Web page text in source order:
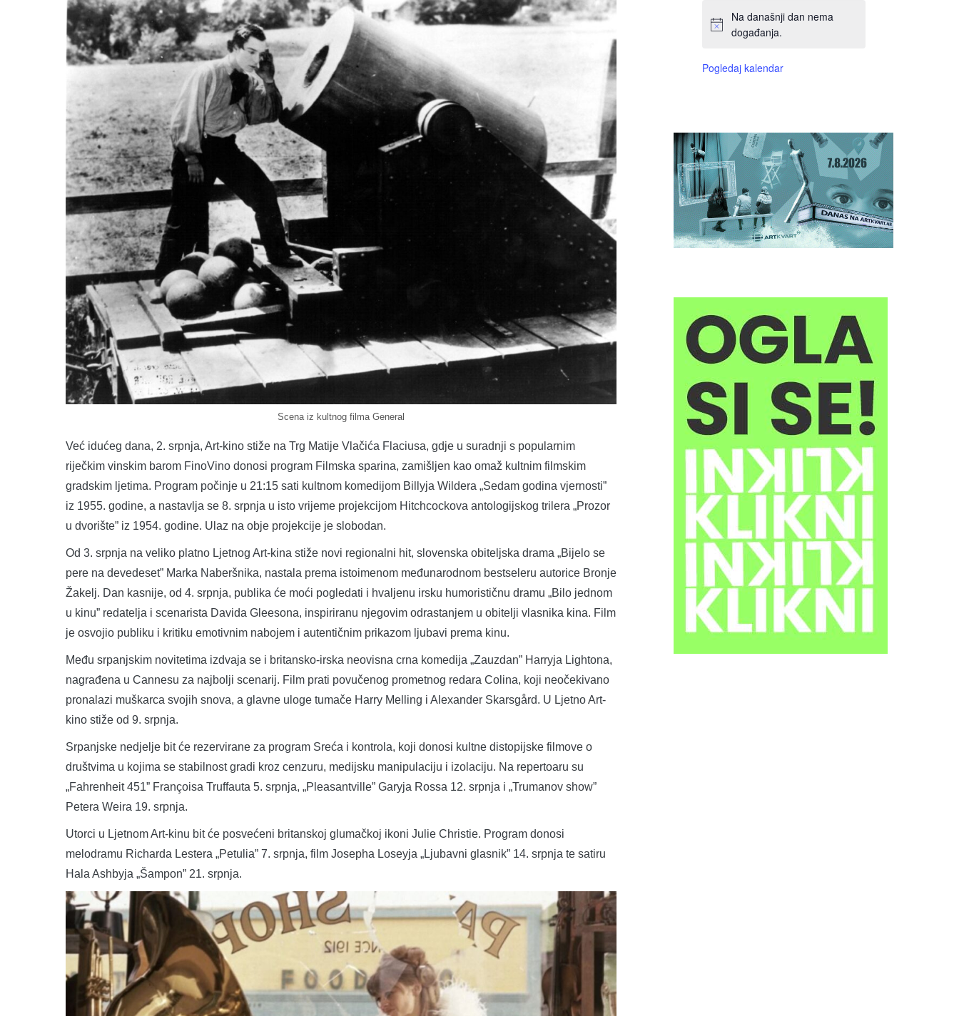
Scena iz kultnog filma General
Već idućeg dana, 2. srpnja, Art-kino stiže na Trg Matije Vlačića Flaciusa, gdje u suradnji s popularnim
riječkim vinskim barom FinoVino donosi program Filmska sparina, zamišljen kao omaž kultnim filmskim
gradskim ljetima. Program počinje u 21:15 sati kultnom komedijom Billyja Wildera „Sedam godina vjernosti”
iz 1955. godine, a nastavlja se 8. srpnja u isto vrijeme projekcijom Hitchcockova antologijskog trilera „Prozor
u dvorište” iz 1954. godine. Ulaz na obje projekcije je slobodan.
Od 3. srpnja na veliko platno Ljetnog Art-kina stiže novi regionalni hit, slovenska obiteljska drama „Bijelo se
pere na devedeset” Marka Naberšnika, nastala prema istoimenom međunarodnom bestseleru autorice Bronje
Žakelj. Dan kasnije, od 4. srpnja, publika će moći pogledati i hvaljenu irsku humorističnu dramu „Bilo jednom
u kinu” redatelja i scenarista Davida Gleesona, inspiriranu njegovim odrastanjem u obitelji vlasnika kina. Film
je osvojio publiku i kritiku emotivnim nabojem i autentičnim prikazom ljubavi prema kinu.
Među srpanjskim novitetima izdvaja se i britansko-irska neovisna crna komedija „Zauzdan” Harryja Lightona,
nagrađena u Cannesu za najbolji scenarij. Film prati povučenog prometnog redara Colina, koji neočekivano
pronalazi muškarca svojih snova, a glavne uloge tumače Harry Melling i Alexander Skarsgård. U Ljetno Art-
kino stiže od 9. srpnja.
Srpanjske nedjelje bit će rezervirane za program Sreća i kontrola, koji donosi kultne distopijske filmove o
društvima u kojima se stabilnost gradi kroz cenzuru, medijsku manipulaciju i izolaciju. Na repertoaru su
„Fahrenheit 451” Françoisa Truffauta 5. srpnja, „Pleasantville” Garyja Rossa 12. srpnja i „Trumanov show”
Petera Weira 19. srpnja.
Utorci u Ljetnom Art-kinu bit će posvećeni britanskoj glumačkoj ikoni Julie Christie. Program donosi
melodramu Richarda Lestera „Petulia” 7. srpnja, film Josepha Loseyja „Ljubavni glasnik” 14. srpnja te satiru
Hala Ashbyja „Šampon” 21. srpnja.
Na današnji dan nema
događanja.
Pogledaj kalendar